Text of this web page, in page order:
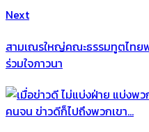
Next
สามเณรใหญ่คณะธรรมทูตไท
ร่วมใจภาวนา